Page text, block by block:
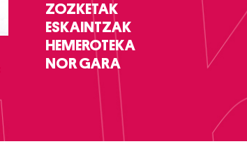
ZOZKETAK
ESKAINTZAK
HEMEROTEKA
NOR GARA